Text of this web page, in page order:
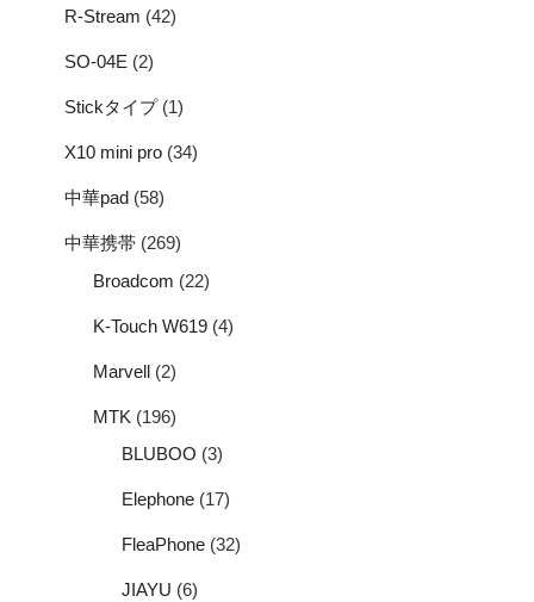
R-Stream (42)
SO-04E (2)
Stickタイプ(1)
X10 mini pro (34)
中華pad (58)
中華携帯 (269)
Broadcom (22)
K-Touch W619 (4)
Marvell (2)
MTK (196)
BLUBOO (3)
Elephone (17)
FleaPhone (32)
JIAYU (6)